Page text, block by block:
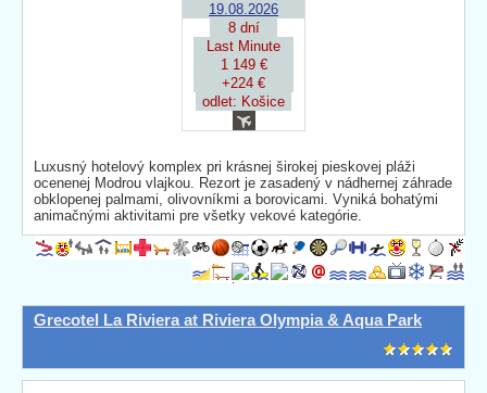
19.08.2026
8 dní
Last Minute
1 149 €
+224 €
odlet: Košice
Luxusný hotelový komplex pri krásnej širokej pieskovej pláži
ocenenej Modrou vlajkou. Rezort je zasadený v nádhernej záhrade
obklopenej palmami, olivovníkmi a borovicami. Vyniká bohatými
animačnými aktivitami pre všetky vekové kategórie.
Grecotel La Riviera at Riviera Olympia & Aqua Park